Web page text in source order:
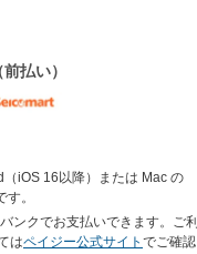
払い）
iOS 16以降）または Mac の
。
ンクでお支払いできます。ご利
はペイジー公式サイト でご確認